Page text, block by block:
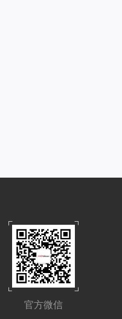
官方微信